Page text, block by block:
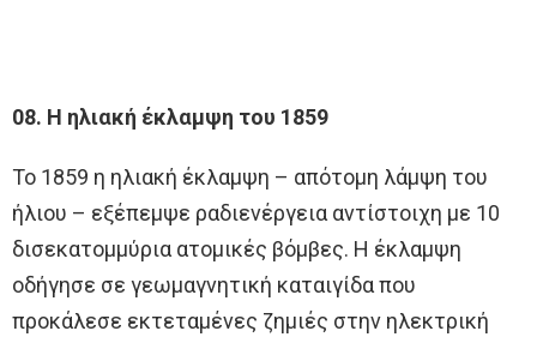
08. Η ηλιακή έκλαμψη του 1859
Το 1859 η ηλιακή έκλαμψη – απότομη λάμψη του
ήλιου – εξέπεμψε ραδιενέργεια αντίστοιχη με 10
δισεκατομμύρια ατομικές βόμβες. Η έκλαμψη
οδήγησε σε γεωμαγνητική καταιγίδα που
προκάλεσε εκτεταμένες ζημιές στην ηλεκτρική